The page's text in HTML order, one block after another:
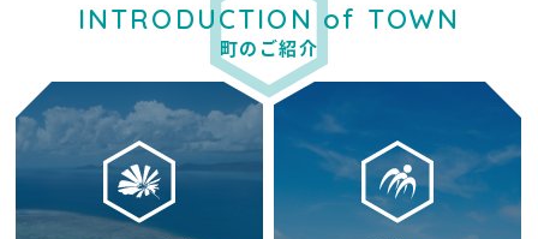
INTRODUCTION of TOWN
町のご紹介